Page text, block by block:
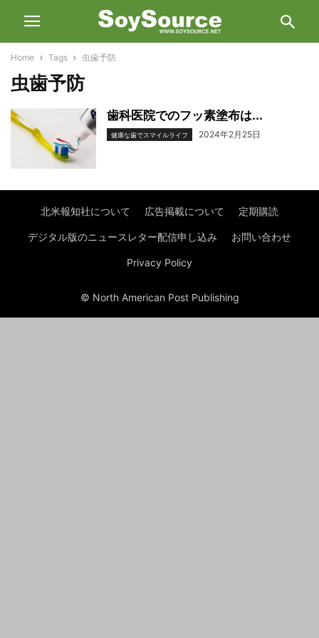
Home Tags 虫歯予防
虫歯予防
歯科医院でのフッ素塗布は...
健康な歯でスマイルライフ 2024年2月25日
北米報知社について 広告掲載について 定期購読
デジタル版のニュースレター配信申し込み お問い合わせ
Privacy Policy
© North American Post Publishing